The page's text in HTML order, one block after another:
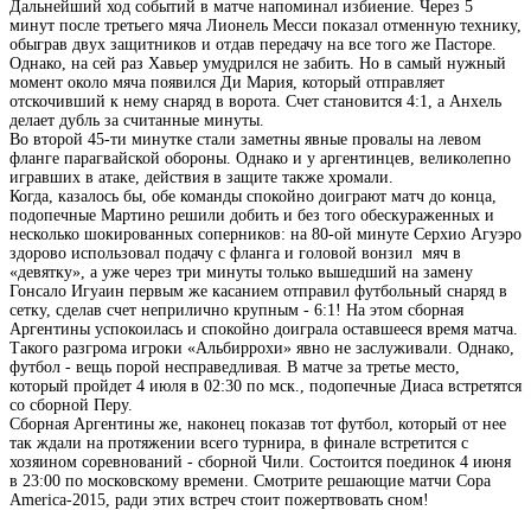
Дальнейший ход событий в матче напоминал избиение. Через 5
минут после третьего мяча Лионель Месси показал отменную технику,
обыграв двух защитников и отдав передачу на все того же Пасторе.
Однако, на сей раз Хавьер умудрился не забить. Но в самый нужный
момент около мяча появился Ди Мария, который отправляет
отскочивший к нему снаряд в ворота. Счет становится 4:1, а Анхель
делает дубль за считанные минуты.
Во второй 45-ти минутке стали заметны явные провалы на левом
фланге парагвайской обороны. Однако и у аргентинцев, великолепно
игравших в атаке, действия в защите также хромали.
Когда, казалось бы, обе команды спокойно доиграют матч до конца,
подопечные Мартино решили добить и без того обескураженных и
несколько шокированных соперников: на 80-ой минуте Серхио Агуэро
здорово использовал подачу с фланга и головой вонзил мяч в
«девятку», а уже через три минуты только вышедший на замену
Гонсало Игуаин первым же касанием отправил футбольный снаряд в
сетку, сделав счет неприлично крупным - 6:1! На этом сборная
Аргентины успокоилась и спокойно доиграла оставшееся время матча.
Такого разгрома игроки «Альбиррохи» явно не заслуживали. Однако,
футбол - вещь порой несправедливая. В матче за третье место,
который пройдет 4 июля в 02:30 по мск., подопечные Диаса встретятся
со сборной Перу.
Сборная Аргентины же, наконец показав тот футбол, который от нее
так ждали на протяжении всего турнира, в финале встретится с
хозяином соревнований - сборной Чили. Состоится поединок 4 июня
в 23:00 по московскому времени. Смотрите решающие матчи Copa
America-2015, ради этих встреч стоит пожертвовать сном!